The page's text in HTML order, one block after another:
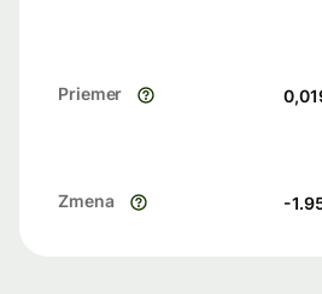
Priemer
Zmena -